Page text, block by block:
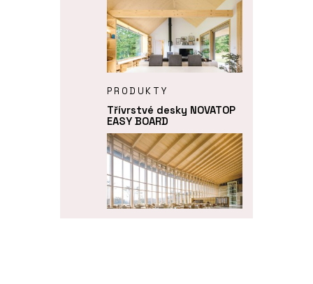
PRODUKTY
Třívrstvé desky NOVATOP
EASY BOARD